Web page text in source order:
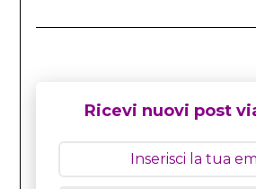
Ricevi nuovi post